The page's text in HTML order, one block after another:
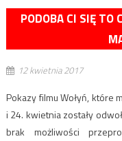
PODOBA CI SIĘ TO
12 kwietnia 2017
Pokazy filmu Wołyń, które
i 24. kwietnia zostały
brak możliwości